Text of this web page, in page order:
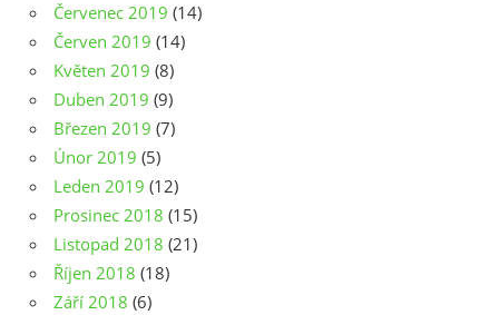
Červenec 2019 (14)
Červen 2019 (14)
Květen 2019 (8)
Duben 2019 (9)
Březen 2019 (7)
Únor 2019 (5)
Leden 2019 (12)
Prosinec 2018 (15)
Listopad 2018 (21)
Říjen 2018 (18)
Září 2018 (6)